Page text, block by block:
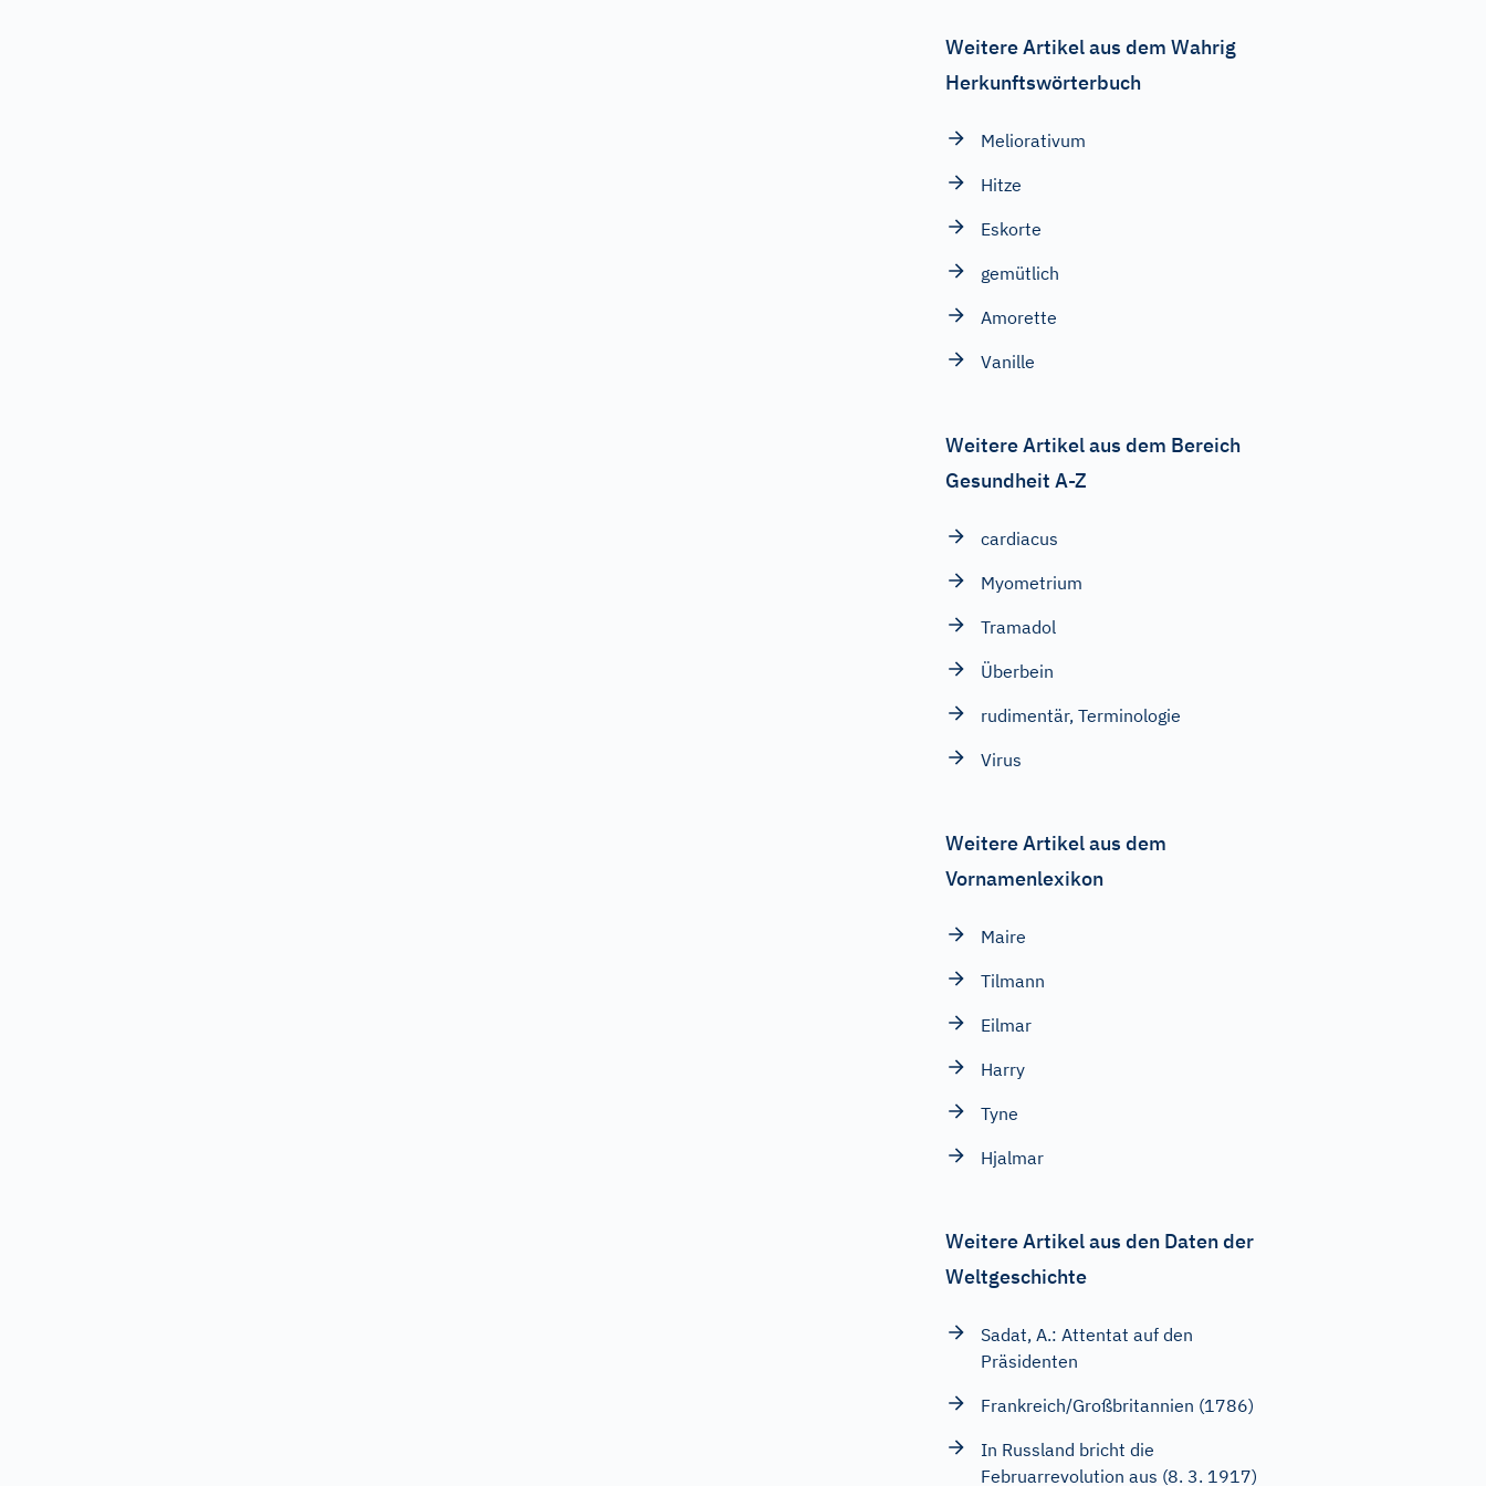
Weitere Artikel aus dem Wahrig
Herkunftswörterbuch
Meliorativum
Hitze
Eskorte
gemütlich
Amorette
Vanille
Weitere Artikel aus dem Bereich
Gesundheit A-Z
cardiacus
Myometrium
Tramadol
Überbein
rudimentär, Terminologie
Virus
Weitere Artikel aus dem
Vornamenlexikon
Maire
Tilmann
Eilmar
Harry
Tyne
Hjalmar
Weitere Artikel aus den Daten der
Weltgeschichte
Sadat, A.: Attentat auf den
Präsidenten
Frankreich/Großbritannien (1786)
In Russland bricht die
Februarrevolution aus (8. 3. 1917)